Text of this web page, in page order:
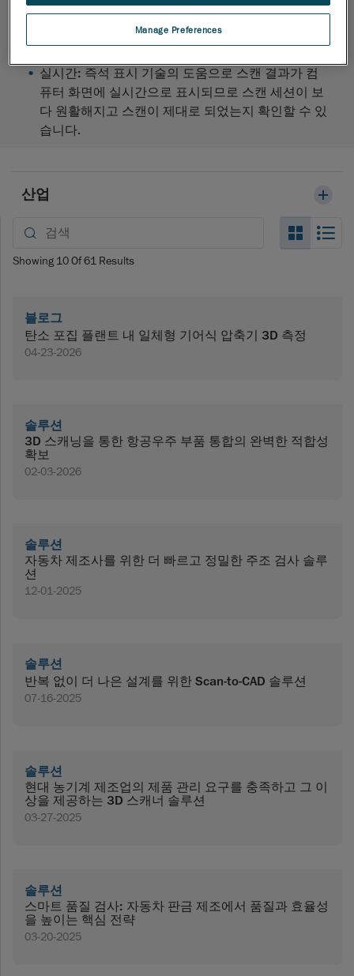
술과 무한한 스캔량으로 큰 신체 부위(예: 몸통 90초)
와 작은 신체 부위(예: 발 40초)를 동일한 정밀도로 측
정할 수 있습니다.
실시간: 즉석 표시 기술의 도움으로 스캔 결과가 컴
퓨터 화면에 실시간으로 표시되므로 스캔 세션이 보
다 원활해지고 스캔이 제대로 되었는지 확인할 수 있
습니다.
산업
Showing 10Of61 Results
블로그
탄소 포집 플랜트 내 일체형 기어식 압축기 3D 측정
04-23-2026
솔루션
3D 스캐닝을 통한 항공우주 부품 통합의 완벽한 적합성
확보
02-03-2026
솔루션
자동차 제조사를 위한 더 빠르고 정밀한 주조 검사 솔루
션
12-01-2025
솔루션
반복 없이 더 나은 설계를 위한 Scan-to-CAD 솔루션
07-16-2025
솔루션
현대 농기계 제조업의 제품 관리 요구를 충족하고 그 이
상을 제공하는 3D 스캐너 솔루션
03-27-2025
솔루션
스마트 품질 검사: 자동차 판금 제조에서 품질과 효율성
을 높이는 핵심 전략
03-20-2025
Manage Preferences